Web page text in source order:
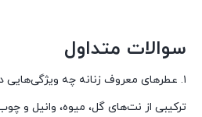
سوالات متداول
۱. عطرهای معروف زنانه چه ویژگی‌هایی دارند؟
ترکیبی از نت‌های گل، میوه، وانیل و